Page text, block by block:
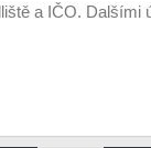
a IČO. Dalšími